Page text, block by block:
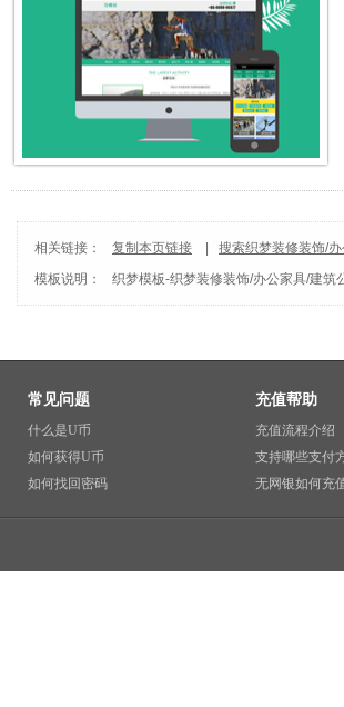
相关链接： 复制本页链接
搜索织梦装修装饰/
板
|dedecms
模板说明： 织梦模板-织梦装修装饰/办公家具/建筑
常见问题
什么是U币
如何获得U币
如何找回密码
充值帮助
充值流程介绍
支持哪些支付
无网银如何充